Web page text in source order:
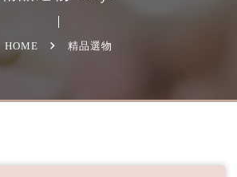
HOME 精品選物